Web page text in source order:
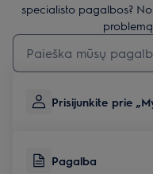
specialisto pagalbos?
Įveskite tekstą, jei norite
Prisijunkite prie
Pagalba